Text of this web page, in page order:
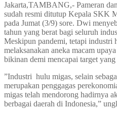
Jakarta,TAMBANG,- Pameran
sudah resmi ditutup Kepala SKK
pada Jumat (3/9) sore. Dwi
tahun yang berat bagi seluruh
Meskipun pandemi, tetapi industri
melaksanakan aneka macam
bikinan demi mencapai target
”Industri hulu migas, selain
merupakan penggagas
migas telah mendorong hadirnya
berbagai daerah di Indonesia,”